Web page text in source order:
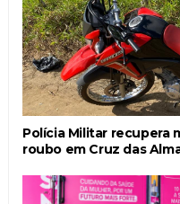
Polícia Militar recupera
roubo em Cruz das